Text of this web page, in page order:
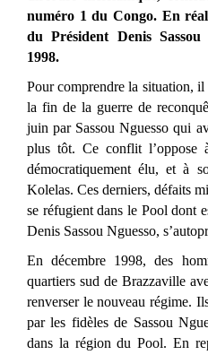
numéro 1 du Congo. En
du Président Denis Sassou
1998.
Pour comprendre la situation,
la fin de la guerre de
juin par Sassou Nguesso qui
plus tôt. Ce conflit l’oppose
démocratiquement élu, et à
Kolelas. Ces derniers, défaits
se réfugient dans le Pool dont
Denis Sassou Nguesso,
En décembre 1998, des
quartiers sud de Brazzaville
renverser le nouveau régime.
par les fidèles de Sassou
dans la région du Pool. En